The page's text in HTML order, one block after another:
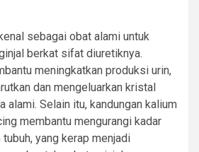
sebagai obat alami untuk
berkat sifat diuretiknya.
meningkatkan produksi urin,
dan mengeluarkan kristal
alami. Selain itu, kandungan kalium
membantu mengurangi kadar
yang kerap menjadi